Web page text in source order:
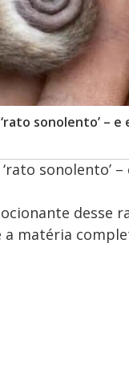
sonolento’ –
sonolento’
desse
a matéria